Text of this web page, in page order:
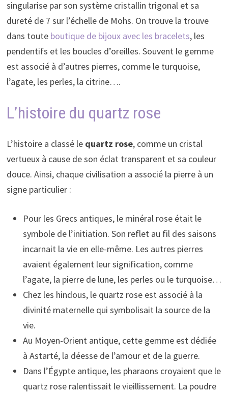
singularise par son système cristallin trigonal et sa
dureté de 7 sur l’échelle de Mohs. On trouve la trouve
dans toute boutique de bijoux avec les bracelets, les
pendentifs et les boucles d’oreilles. Souvent le gemme
est associé à d’autres pierres, comme le turquoise,
l’agate, les perles, la citrine….
L’histoire du quartz rose
L’histoire a classé le quartz rose, comme un cristal
vertueux à cause de son éclat transparent et sa couleur
douce. Ainsi, chaque civilisation a associé la pierre à un
signe particulier :
Pour les Grecs antiques, le minéral rose était le
symbole de l’initiation. Son reflet au fil des saisons
incarnait la vie en elle-même. Les autres pierres
avaient également leur signification, comme
l’agate, la pierre de lune, les perles ou le turquoise…
Chez les hindous, le quartz rose est associé à la
divinité maternelle qui symbolisait la source de la
vie.
Au Moyen-Orient antique, cette gemme est dédiée
à Astarté, la déesse de l’amour et de la guerre.
Dans l’Égypte antique, les pharaons croyaient que le
quartz rose ralentissait le vieillissement. La poudre